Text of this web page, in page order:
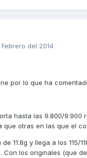
del 2014
por lo que ha
hasta las 9.800/9.900
que otras en las que el
11.8g y llega a los 115/
Con los originales (que